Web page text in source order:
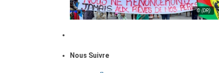
© (DR)
Nous Suivre